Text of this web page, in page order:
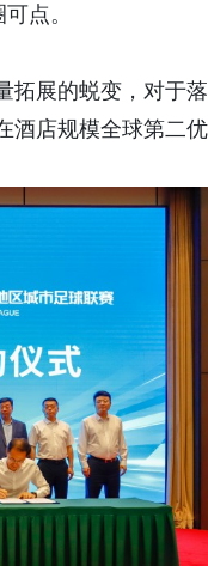
点。
拓展的蜕变，对于
酒店规模全球第二